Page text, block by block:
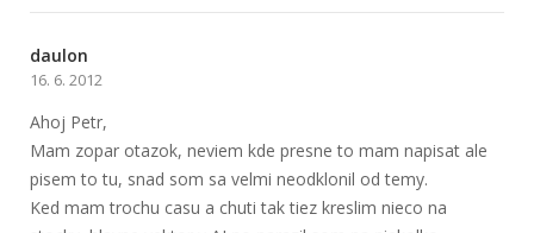
daulon
16. 6. 2012
Ahoj Petr,
Mam zopar otazok, neviem kde presne to mam napisat ale
pisem to tu, snad som sa velmi neodklonil od temy.
Ked mam trochu casu a chuti tak tiez kreslim nieco na